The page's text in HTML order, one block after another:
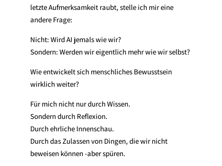
letzte Aufmerksamkeit raubt, stelle ich mir eine
andere Frage:
Nicht: Wird AI jemals wie wir?
Sondern: Werden wir eigentlich mehr wie wir selbst?
Wie entwickelt sich menschliches Bewusstsein
wirklich weiter?
Für mich nicht nur durch Wissen.
Sondern durch Reflexion.
Durch ehrliche Innenschau.
Durch das Zulassen von Dingen, die wir nicht
beweisen können -aber spüren.